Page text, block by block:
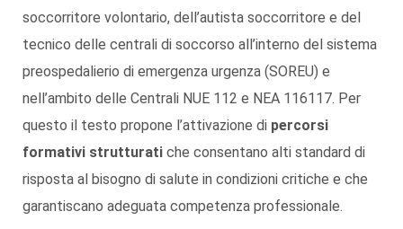
soccorritore volontario, dell’autista soccorritore e del
tecnico delle centrali di soccorso all’interno del sistema
preospedalierio di emergenza urgenza (SOREU) e
nell’ambito delle Centrali NUE 112 e NEA 116117. Per
questo il testo propone l’attivazione di percorsi
formativi strutturati che consentano alti standard di
risposta al bisogno di salute in condizioni critiche e che
garantiscano adeguata competenza professionale.